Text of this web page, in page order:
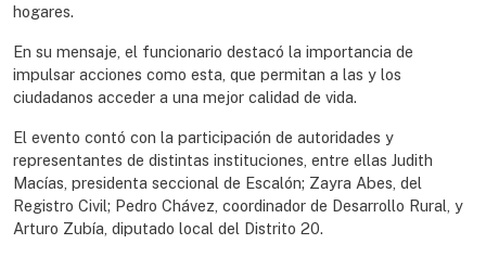
hogares.
En su mensaje, el funcionario destacó la importancia de
impulsar acciones como esta, que permitan a las y los
ciudadanos acceder a una mejor calidad de vida.
El evento contó con la participación de autoridades y
representantes de distintas instituciones, entre ellas Judith
Macías, presidenta seccional de Escalón; Zayra Abes, del
Registro Civil; Pedro Chávez, coordinador de Desarrollo Rural, y
Arturo Zubía, diputado local del Distrito 20.